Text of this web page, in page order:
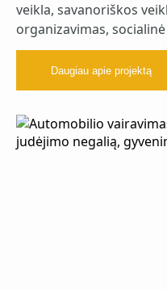
veikla, savanoriškos
organizavimas,
Daugiau apie projektą